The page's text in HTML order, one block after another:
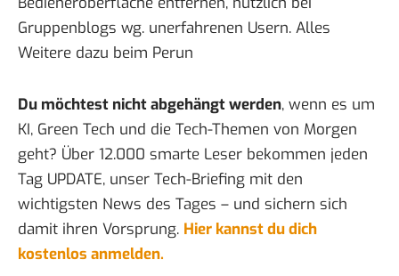
Gruppenblogs wg. unerfahrenen Usern. Alles
Weitere dazu beim Perun
Du möchtest nicht abgehängt werden, wenn es um
KI, Green Tech und die Tech-Themen von Morgen
geht? Über 12.000 smarte Leser bekommen jeden
Tag UPDATE, unser Tech-Briefing mit den
wichtigsten News des Tages – und sichern sich
damit ihren Vorsprung. Hier kannst du dich
kostenlos anmelden.